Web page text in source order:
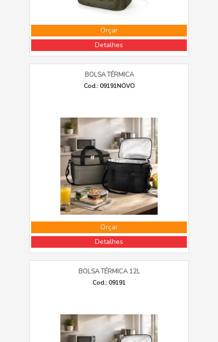
Orçar
Detalhes
BOLSA TÉRMICA
Cod.: 09191NOVO
Orçar
Detalhes
BOLSA TÉRMICA 12L
Cod.: 09191